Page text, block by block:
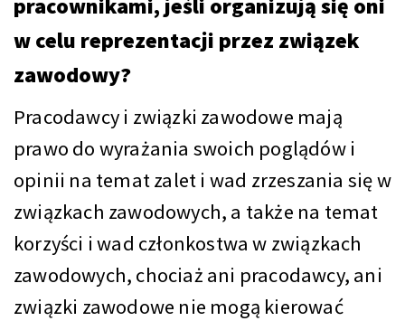
pracownikami, jeśli organizują się oni
w celu reprezentacji przez związek
zawodowy?
Pracodawcy i związki zawodowe mają
prawo do wyrażania swoich poglądów i
opinii na temat zalet i wad zrzeszania się w
związkach zawodowych, a także na temat
korzyści i wad członkostwa w związkach
zawodowych, chociaż ani pracodawcy, ani
związki zawodowe nie mogą kierować